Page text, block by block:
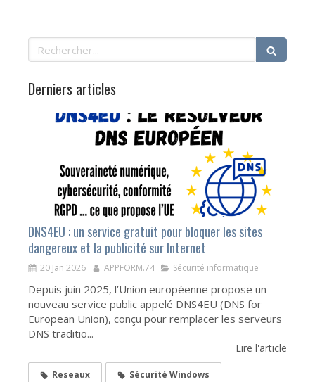
Rechercher
Derniers articles
DNS4EU : un service gratuit pour bloquer les sites
dangereux et la publicité sur Internet
20 Jan 2026 APPFORM.74 Sécurité informatique
Depuis juin 2025, l’Union européenne propose un
nouveau service public appelé DNS4EU (DNS for
European Union), conçu pour remplacer les serveurs
DNS traditio...
Lire l'article
Reseaux Sécurité Windows